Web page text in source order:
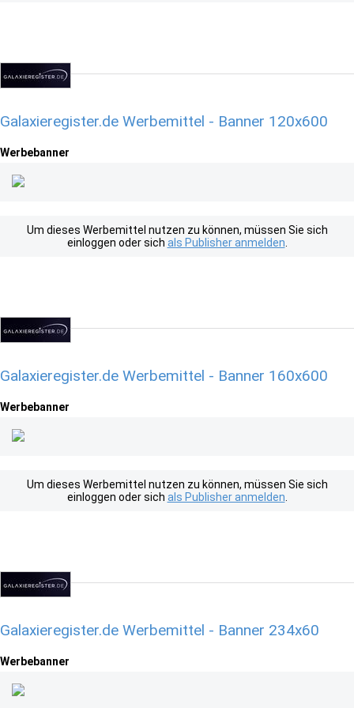
Galaxieregister.de Werbemittel - Banner 120x600
Werbebanner
Um dieses Werbemittel nutzen zu können, müssen Sie sich
einloggen oder sich als Publisher anmelden
Galaxieregister.de Werbemittel - Banner 160x600
Werbebanner
Um dieses Werbemittel nutzen zu können, müssen Sie sich
einloggen oder sich als Publisher anmelden
Galaxieregister.de Werbemittel - Banner 234x60
Werbebanner